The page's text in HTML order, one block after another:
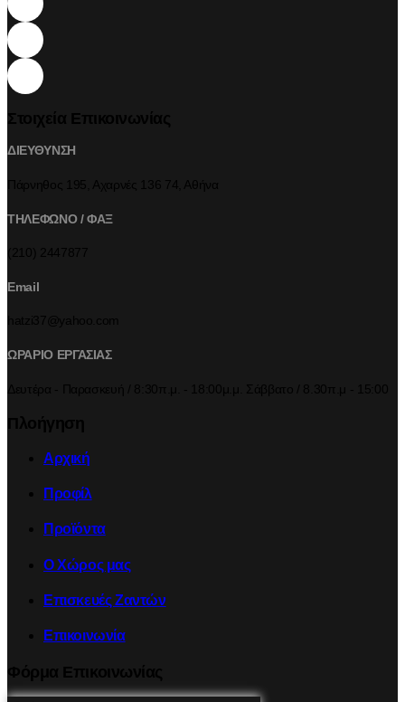
ΔΙΕΥΘΥΝΣΗ
ΤΗΛΕΦΩΝΟ / ΦΑΞ
Email
ΩΡΑΡΙΟ ΕΡΓΑΣΙΑΣ
Αρχική
Προφίλ
Προϊόντα
Ο Χώρος μας
Επισκευές Ζαντών
Επικοινωνία